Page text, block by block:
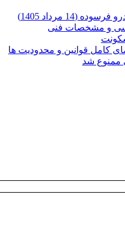
مرداد 1405)
کامل قوانین و محدودیت ها
ممنوع شد